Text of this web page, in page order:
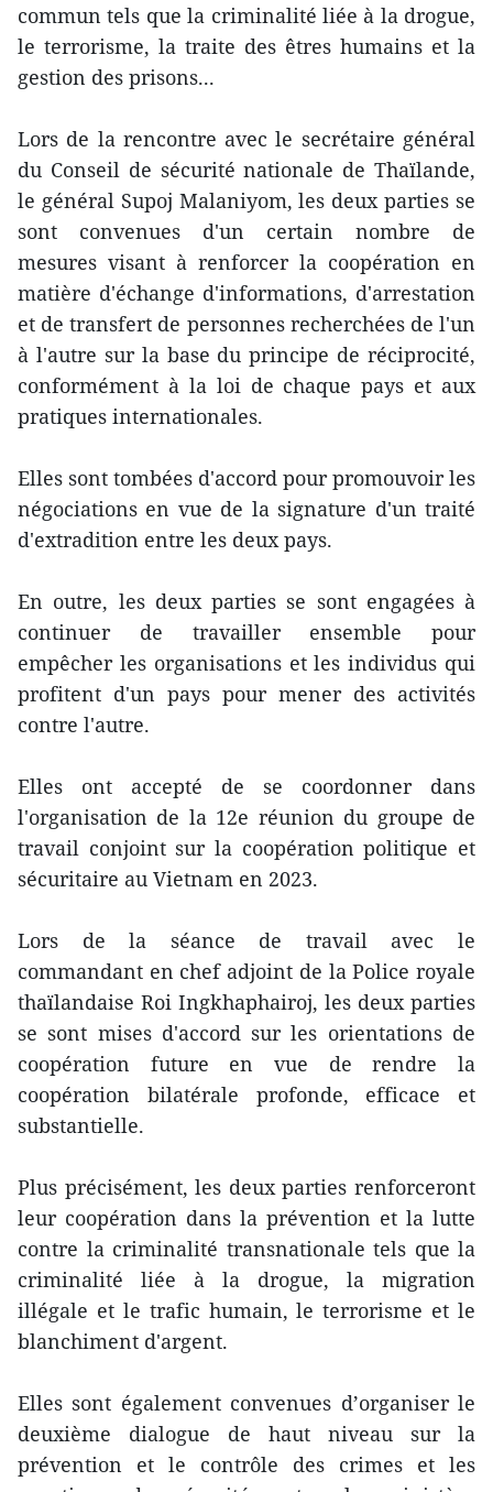
commun tels que la criminalité liée à la drogue,
le terrorisme, la traite des êtres humains et la
gestion des prisons...
Lors de la rencontre avec le secrétaire général
du Conseil de sécurité nationale de Thaïlande,
le général Supoj Malaniyom, les deux parties se
sont convenues d'un certain nombre de
mesures visant à renforcer la coopération en
matière d'échange d'informations, d'arrestation
et de transfert de personnes recherchées de l'un
à l'autre sur la base du principe de réciprocité,
conformément à la loi de chaque pays et aux
pratiques internationales.
Elles sont tombées d'accord pour promouvoir les
négociations en vue de la signature d'un traité
d'extradition entre les deux pays.
En outre, les deux parties se sont engagées à
continuer de travailler ensemble pour
empêcher les organisations et les individus qui
profitent d'un pays pour mener des activités
contre l'autre.
Elles ont accepté de se coordonner dans
l'organisation de la 12e réunion du groupe de
travail conjoint sur la coopération politique et
sécuritaire au Vietnam en 2023.
Lors de la séance de travail avec le
commandant en chef adjoint de la Police royale
thaïlandaise Roi Ingkhaphairoj, les deux parties
se sont mises d'accord sur les orientations de
coopération future en vue de rendre la
coopération bilatérale profonde, efficace et
substantielle.
Plus précisément, les deux parties renforceront
leur coopération dans la prévention et la lutte
contre la criminalité transnationale tels que la
criminalité liée à la drogue, la migration
illégale et le trafic humain, le terrorisme et le
blanchiment d'argent.
Elles sont également convenues d’organiser le
deuxième dialogue de haut niveau sur la
prévention et le contrôle des crimes et les